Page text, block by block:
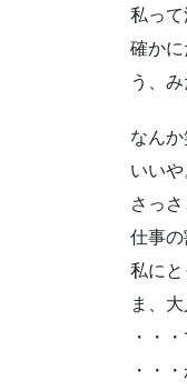
私って
確か
う、
なん
いいや
さっ
仕事の
私に
ま、
・・
・・